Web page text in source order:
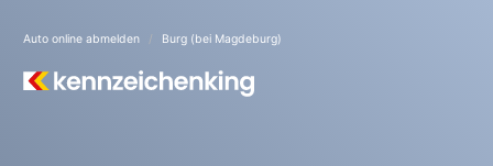
Auto online abmelden Burg (bei Magdeburg)